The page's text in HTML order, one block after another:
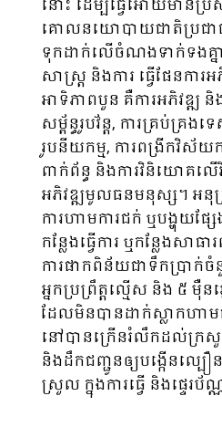
នោះ ដើម្បីធ្វើអោយមានប្រ​
គោលនយោបាយជាតិប្រជាជ
ទុកដាក់លើចំណងទាក់ទងគ្នា​
សាស្រ្ត និងការ ធ្វើផែនកា
អាទិភាពបួន គឺការអភិវឌ្ឍ ​និ
សម្ព័ន្ធ​រូប​វ័ន្ត, ការគ្រប់គ្រង
រូបនីយកម្ម, ការពង្រីកវិស័យ
ពាក់ព័ន្ធ និងការវិនិ​យោគ​ល
អភិវឌ្ឍមូលធនមនុស្ស។ អនុក្
ការហាមការ​ជក់ ឬបង្ហុយផ្
កន្លែងធ្វើការ ឬកន្លែងសា
ការផាកពិន័យជាទឹកប្រាក់
អ្នក​ប្រព្រឹត្តល្មើស និង ៥
ដែលមិនបានដាក់ស្លាកហាម
នៅបានក្រើនរំ​លឹក​​ដល់​ក្រ
និងដឹកជញ្ជូនឲ្យបង្កើនល្ប
ស្រួល ក្នុងការធ្វើ និងផ្ទេរ